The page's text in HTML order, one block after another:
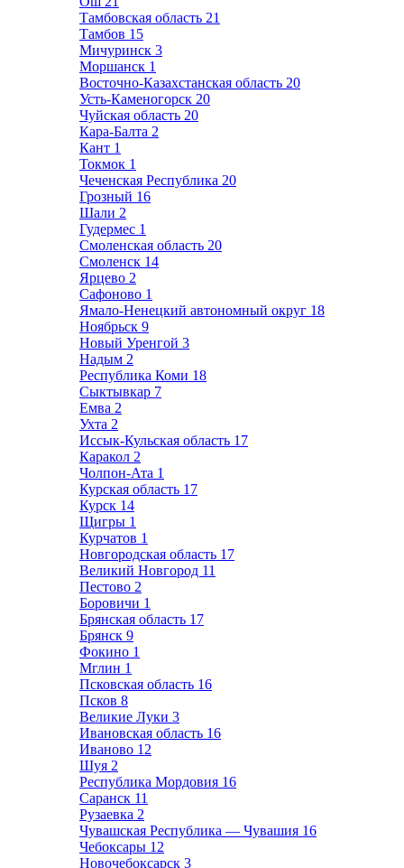
Тамбовская область 21
Тамбов 15
Мичуринск 3
Моршанск 1
Восточно-Казахстанская область 20
Усть-Каменогорск 20
Чуйская область 20
Кара-Балта 2
Кант 1
Токмок 1
Чеченская Республика 20
Грозный 16
Шали 2
Гудермес 1
Смоленская область 20
Смоленск 14
Ярцево 2
Сафоново 1
Ямало-Ненецкий автономный округ 18
Ноябрьск 9
Новый Уренгой 3
Надым 2
Республика Коми 18
Сыктывкар 7
Емва 2
Ухта 2
Иссык-Кульская область 17
Каракол 2
Чолпон-Ата 1
Курская область 17
Курск 14
Щигры 1
Курчатов 1
Новгородская область 17
Великий Новгород 11
Пестово 2
Боровичи 1
Брянская область 17
Брянск 9
Фокино 1
Мглин 1
Псковская область 16
Псков 8
Великие Луки 3
Ивановская область 16
Иваново 12
Шуя 2
Республика Мордовия 16
Саранск 11
Рузаевка 2
Чувашская Республика — Чувашия 16
Чебоксары 12
Новочебоксарск 3